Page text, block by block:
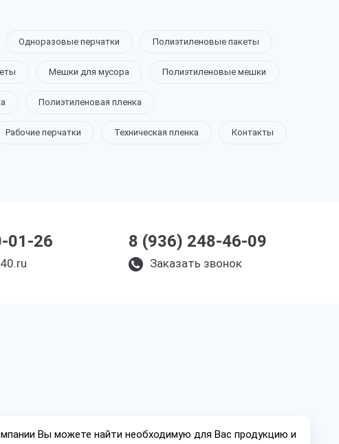
Одноразовые перчатки Полиэтиленовые пакеты
Мешки для мусора Полиэтиленовые мешки
Полиэтиленовая пленка
Рабочие перчатки Техническая пленка Контакты
01-26 8 (936) 248-46-09
Заказать звонок
Вы можете найти необходимую для Вас продукцию и